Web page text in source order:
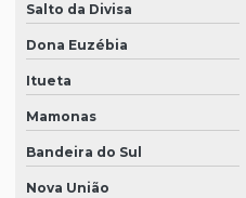
Salto da Divisa
Dona Euzébia
Itueta
Mamonas
Bandeira do Sul
Nova União